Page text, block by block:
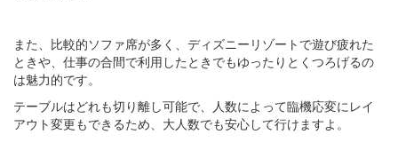
また、比較的ソファ席が多く、ディズニーリゾートで遊び疲れた
ときや、仕事の合間で利用したときでもゆったりとくつろげるの
は魅力的です。
テーブルはどれも切り離し可能で、人数によって臨機応変にレイ
アウト変更もできるため、大人数でも安心して行けますよ。